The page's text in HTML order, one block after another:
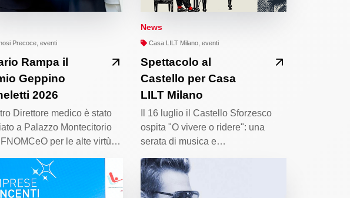
Precoce, eventi
Rampa il
Geppino
2026
Direttore medico è stato
a Palazzo Montecitorio
per le alte virtù…
News
Casa LILT Milano, eventi
Spettacolo al
Castello per Casa
LILT Milano
Il 16 luglio il Castello Sforzesco
ospita "O vivere o ridere": una
serata di musica e…